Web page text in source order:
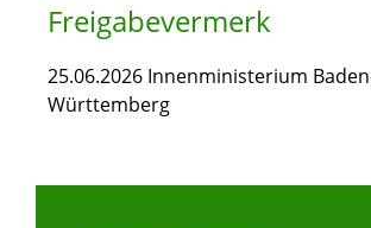
Freigabevermerk
25.06.2026 Innenministerium
Württemberg